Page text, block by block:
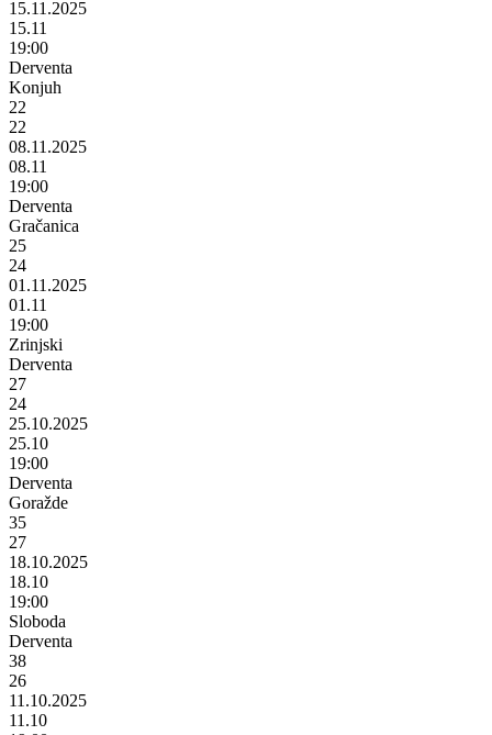
15.11.2025
15.11
19:00
Derventa
Konjuh
22
22
08.11.2025
08.11
19:00
Derventa
Gračanica
25
24
01.11.2025
01.11
19:00
Zrinjski
Derventa
27
24
25.10.2025
25.10
19:00
Derventa
Goražde
35
27
18.10.2025
18.10
19:00
Sloboda
Derventa
38
26
11.10.2025
11.10